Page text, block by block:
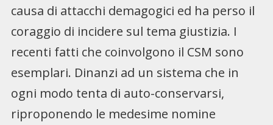
causa di attacchi demagogici ed ha perso il
coraggio di incidere sul tema giustizia. I
recenti fatti che coinvolgono il CSM sono
esemplari. Dinanzi ad un sistema che in
ogni modo tenta di auto-conservarsi,
riproponendo le medesime nomine